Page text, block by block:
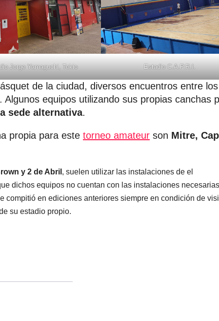
Jorge Yamaguchi, Tokio Estadio C.A.P.R.I.
de la ciudad, diversos encuentros entre los
equipos utilizando sus propias canchas
sede alternativa.
propia para este torneo amateur son Mitre,
y 2 de Abril , suelen utilizar las instalaciones de el
dichos equipos no cuentan con las instalaciones
compitió en ediciones anteriores siempre en condición de
su estadio propio.